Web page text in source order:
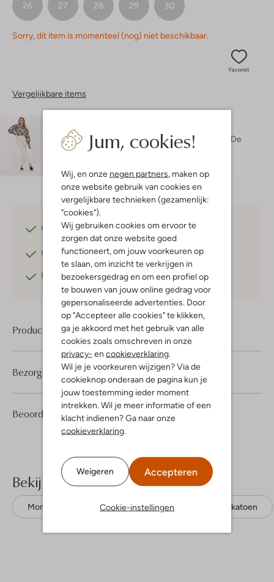
Jum, cookies!
Wij, en onze negen partners , maken op
onze website gebruik van cookies en
vergelijkbare technieken (gezamenlijk:
"cookies").
Wij gebruiken cookies om ervoor te
zorgen dat onze website goed
functioneert, om jouw voorkeuren op
te slaan, om inzicht te verkrijgen in
bezoekersgedrag en om een profiel op
te bouwen van jouw online gedrag voor
gepersonaliseerde advertenties. Door
op "Accepteer alle cookies" te klikken,
ga je akkoord met het gebruik van alle
cookies zoals omschreven in onze
privacy- en cookieverklaring
Wil je je voorkeuren wijzigen? Via de
cookieknop onderaan de pagina kun je
jouw toestemming ieder moment
intrekken. Wil je meer informatie of een
klacht indienen? Ga naar onze
cookieverklaring
Weigeren Accepteren
Cookie-instellingen
26 27 28 29 30
Sorry, dit item is momenteel (nog) niet beschikbaar.
Favoriet
Vergelijkbare items
Danielle is 1 meter 74 lang en draagt maat 27. De
pasvorm is
Gratis verzendingvanaf €75,-
Gratis retournerenbinnen 30 dagen*
Betaal achterafmet Klarna
Product informatie
Beoordelingen (1) 3
1
3
Sterren
Bezorgen & retourneren
Bekijk meer
Mom jeans Just Female Biologisch katoen